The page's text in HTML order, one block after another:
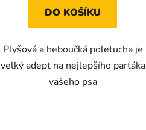
DO KOŠÍKU
Plyšová a heboučká poletucha je
velký adept na nejlepšího parťáka
vašeho psa